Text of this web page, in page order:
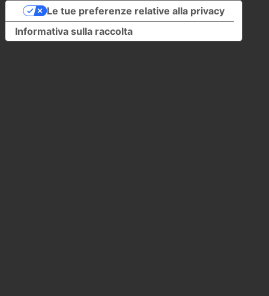
Informativa sulla raccolta
Le tue preferenze relative alla privacy